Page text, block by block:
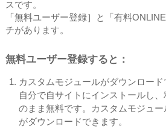
スです。
「無料ユーザー登録］と「有料
チがあります。
無料ユーザー登録すると：
カスタムモジュールがダウンロード
自分で自サイトにインストールし
のまま無料です。カスタムモジュ
がダウンロードできます。